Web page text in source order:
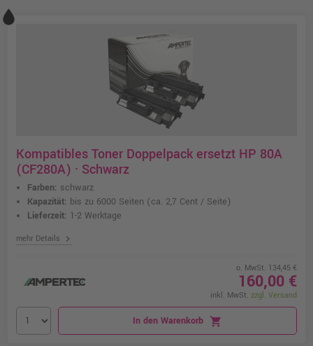
Kompatibles Toner Doppelpack ersetzt HP 80A
(CF280A) · Schwarz
Farben: schwarz
Kapazität: bis zu 6000 Seiten (ca. 2,7 Cent / Seite)
Lieferzeit: 1-2 Werktage
mehr Details chevron_right
o. MwSt. 134,45 €
160,00 €
inkl. MwSt. zzgl. Versand
In den Warenkorb shopping_cart